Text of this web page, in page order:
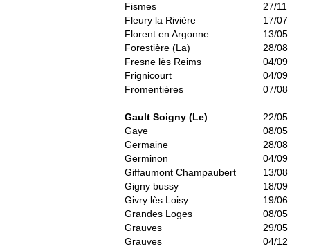
Fismes
27/11
Fleury la Rivière
17/07
Florent en Argonne
13/05
Forestière (La)
28/08
Fresne lès Reims
04/09
Frignicourt
04/09
Fromentières
07/08
Gault Soigny (Le)
22/05
Gaye
08/05
Germaine
28/08
Germinon
04/09
Giffaumont Champaubert
13/08
Gigny bussy
18/09
Givry lès Loisy
19/06
Grandes Loges
08/05
Grauves
29/05
Grauves
04/12